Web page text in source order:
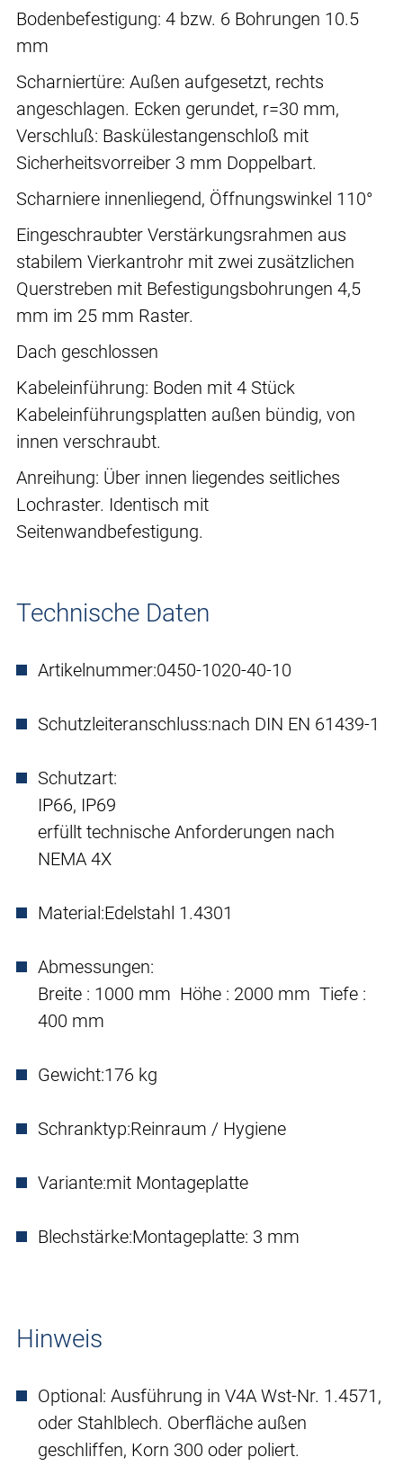
Bodenbefestigung: 4 bzw. 6 Bohrungen 10.5
mm
Scharniertüre: Außen aufgesetzt, rechts
angeschlagen. Ecken gerundet, r=30 mm,
Verschluß: Baskülestangenschloß mit
Sicherheitsvorreiber 3 mm Doppelbart.
Scharniere innenliegend, Öffnungswinkel 110°
Eingeschraubter Verstärkungsrahmen aus
stabilem Vierkantrohr mit zwei zusätzlichen
Querstreben mit Befestigungsbohrungen 4,5
mm im 25 mm Raster.
Dach geschlossen
Kabeleinführung: Boden mit 4 Stück
Kabeleinführungsplatten außen bündig, von
innen verschraubt.
Anreihung: Über innen liegendes seitliches
Lochraster. Identisch mit
Seitenwandbefestigung.
Technische Daten
Artikelnummer:0450-1020-40-10
Schutzleiteranschluss:nach DIN EN 61439-1
Schutzart:
IP66, IP69
erfüllt technische Anforderungen nach
NEMA 4X
Material:Edelstahl 1.4301
Abmessungen:
Breite : 1000 mm Höhe : 2000 mm Tiefe :
400 mm
Gewicht:176 kg
Schranktyp:Reinraum / Hygiene
Variante:mit Montageplatte
Blechstärke:Montageplatte: 3 mm
Hinweis
Optional: Ausführung in V4A Wst-Nr. 1.4571,
oder Stahlblech. Oberfläche außen
geschliffen, Korn 300 oder poliert.